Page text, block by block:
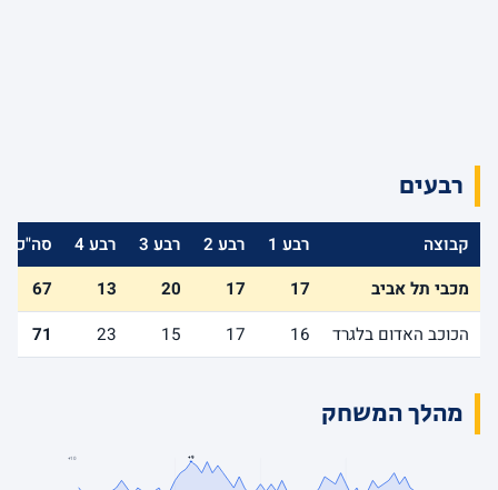
רבעים
קבוצה רבע 1 רבע 2 רבע 3 רבע 4
סה"כ
מכבי תל אביב
17
17
20
13
67
הכוכב האדום בלגרד
16
17
15
23
71
מהלך המשחק
+10 +9